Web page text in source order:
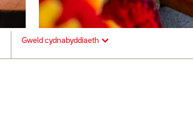
Gweld cydnabyddiaeth